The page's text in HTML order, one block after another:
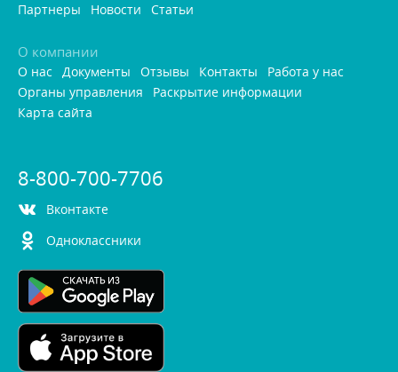
Партнеры Новости Статьи
О компании
О нас Документы Отзывы Контакты
Работа у нас
Органы управления
Раскрытие информации
Карта сайта
8-800-700-7706
контакте
Одноклассники